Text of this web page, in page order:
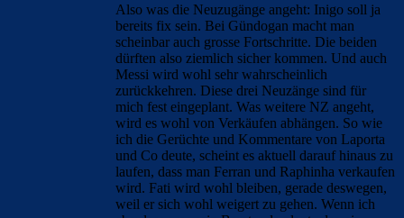
Also was die Neuzugänge angeht: Inigo soll ja
bereits fix sein. Bei Gündogan macht man
scheinbar auch grosse Fortschritte. Die beiden
dürften also ziemlich sicher kommen. Und auch
Messi wird wohl sehr wahrscheinlich
zurückkehren. Diese drei Neuzänge sind für
mich fest eingeplant. Was weitere NZ angeht,
wird es wohl von Verkäufen abhängen. So wie
ich die Gerüchte und Kommentare von Laporta
und Co deute, scheint es aktuell darauf hinaus zu
laufen, dass man Ferran und Raphinha verkaufen
wird. Fati wird wohl bleiben, gerade deswegen,
weil er sich wohl weigert zu gehen. Wenn ich